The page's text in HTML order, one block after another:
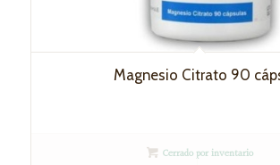
Magnesio Citrato 90
Cerrado por inventario